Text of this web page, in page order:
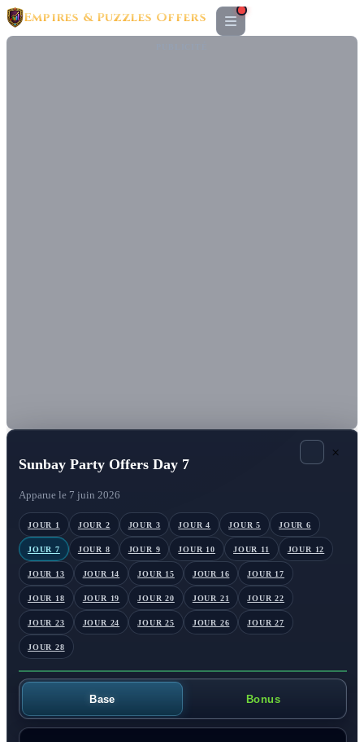
Empires & Puzzles Offers
Sunbay Party Offers Day 7
Apparue le 7 juin 2026
×
JOUR 1 JOUR 2 JOUR 3 JOUR 4 JOUR 5 JOUR 6
JOUR 7 JOUR 8 JOUR 9 JOUR 10 JOUR 11 JOUR 12
JOUR 13 JOUR 14 JOUR 15 JOUR 16 JOUR 17
JOUR 18 JOUR 19 JOUR 20 JOUR 21 JOUR 22
JOUR 23 JOUR 24 JOUR 25 JOUR 26 JOUR 27
JOUR 28
Base Bonus